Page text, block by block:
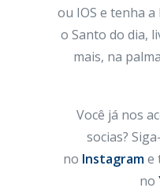
ou IOS e tenha
o Santo do dia,
mais, na
Você já nos
socias?
no Instagrame
no